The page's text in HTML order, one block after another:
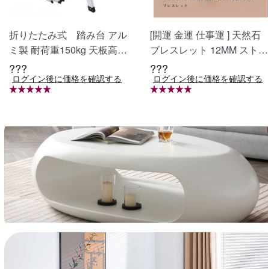
折りたたみ式 踏み台 アル
ミ製 耐荷重150kg 天板高さ
48cm 足場 作業台 洗車台 ア
ルミ脚立 ホームステップ は
しご ハシゴ 梯子 アルミ 作
折りたたみ コンパクト 軽量
踏台 760mm X0689940
???
ログイン後に価格を確認する
[開運 金運 仕事運 ] 天然石
ブレスレット 12MM ストロ
ベリークォーツ 天然石ブレ
スレットパワース トーンブ
レスレッ スアクセサリー W
???
ログイン後に価格を確認する